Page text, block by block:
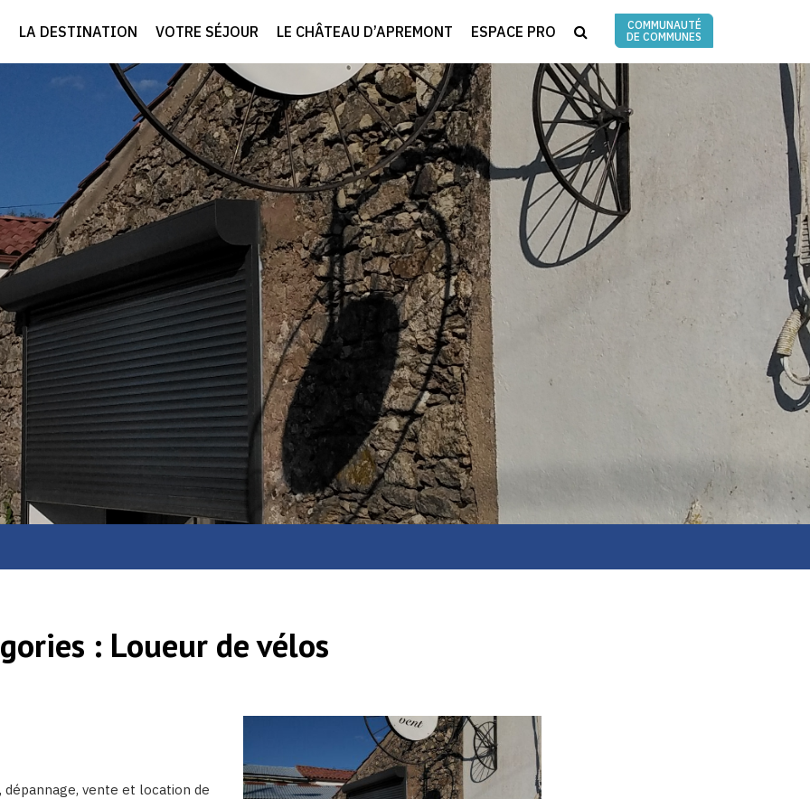
LA DESTINATION VOTRE SÉJOUR LE CHÂTEAU D’APREMONT ESPACE PRO RECHERCHE
COMMUNAUTÉ
DE COMMUNES
: Loueur de vélos
vente et location de